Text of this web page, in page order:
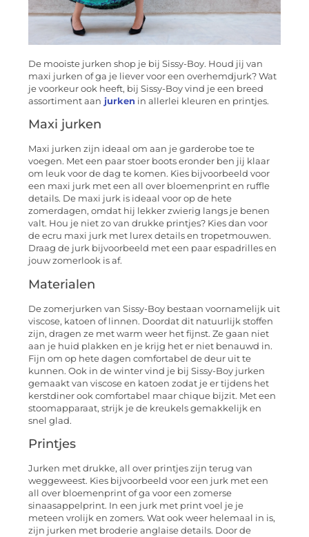
De mooiste jurken shop je bij Sissy-Boy. Houd jij van
maxi jurken of ga je liever voor een overhemdjurk? Wat
je voorkeur ook heeft, bij Sissy-Boy vind je een breed
assortiment aan jurken in allerlei kleuren en printjes.
Maxi jurken
Maxi jurken zijn ideaal om aan je garderobe toe te
voegen. Met een paar stoer boots eronder ben jij klaar
om leuk voor de dag te komen. Kies bijvoorbeeld voor
een maxi jurk met een all over bloemenprint en ruffle
details. De maxi jurk is ideaal voor op de hete
zomerdagen, omdat hij lekker zwierig langs je benen
valt. Hou je niet zo van drukke printjes? Kies dan voor
de ecru maxi jurk met lurex details en tropetmouwen.
Draag de jurk bijvoorbeeld met een paar espadrilles en
jouw zomerlook is af.
Materialen
De zomerjurken van Sissy-Boy bestaan voornamelijk uit
viscose, katoen of linnen. Doordat dit natuurlijk stoffen
zijn, dragen ze met warm weer het fijnst. Ze gaan niet
aan je huid plakken en je krijg het er niet benauwd in.
Fijn om op hete dagen comfortabel de deur uit te
kunnen. Ook in de winter vind je bij Sissy-Boy jurken
gemaakt van viscose en katoen zodat je er tijdens het
kerstdiner ook comfortabel maar chique bijzit. Met een
stoomapparaat, strijk je de kreukels gemakkelijk en
snel glad.
Printjes
Jurken met drukke, all over printjes zijn terug van
weggeweest. Kies bijvoorbeeld voor een jurk met een
all over bloemenprint of ga voor een zomerse
sinaasappelprint. In een jurk met print voel je je
meteen vrolijk en zomers. Wat ook weer helemaal in is,
zijn jurken met broderie anglaise details. Door de